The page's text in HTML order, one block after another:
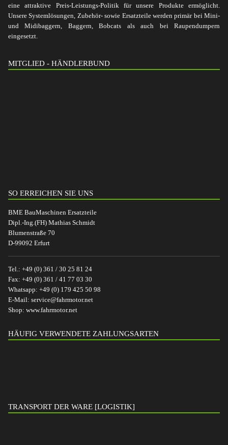
eine attraktive Preis-Leistungs-Politik für unsere Produkte ermöglicht.
Unsere Systemlösungen, Zubehör- sowie Ersatzteile werden primär bei Mini-
und Midibaggern, Baggern, Bobcats als auch bei Raupendumpern
eingesetzt.
MITGLIED - HÄNDLERBUND
SO ERREICHEN SIE UNS
BME BauMaschinen Ersatzteile
Dipl.-Ing.(FH) Mathias Schmidt
Blumenstraße 70
D-99092 Erfurt
Tel.: +49 (0) 361 / 30 25 81 24
Fax: +49 (0) 361 / 41 77 03 30
Whatsapp: +49 (0) 179 425 50 98
E-Mail: service@fahrmotor.net
Shop: www.fahrmotor.net
HÄUFIG VERWENDETE ZAHLUNGSARTEN
TRANSPORT DER WARE [LOGISTIK]